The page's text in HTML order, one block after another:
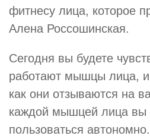
фитнесу лица, которое
Алена Россошинская.
Сегодня вы будете
работают мышцы лица, и
как они отзываются на
каждой мышцей лица вы
пользоваться